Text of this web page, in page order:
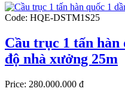
Code: HQE-DSTM1S25
Cầu trục 1 tấn hàn
độ nhà xưởng 25m
Price: 280.000.000 đ